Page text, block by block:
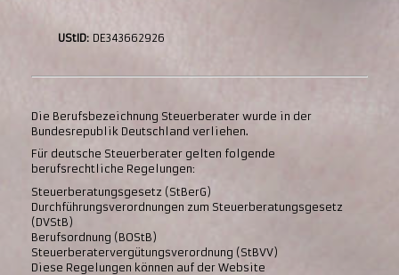
UStID: DE343662926
Die Berufsbezeichnung Steuerberater wurde in der
Bundesrepublik Deutschland verliehen.
Für deutsche Steuerberater gelten folgende
berufsrechtliche Regelungen:
Steuerberatungsgesetz (StBerG)
Durchführungsverordnungen zum Steuerberatungsgesetz
(DVStB)
Berufsordnung (BOStB)
Steuerberatervergütungsverordnung (StBVV)
Diese Regelungen können auf der Website